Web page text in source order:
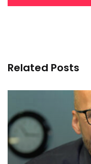
Related Posts